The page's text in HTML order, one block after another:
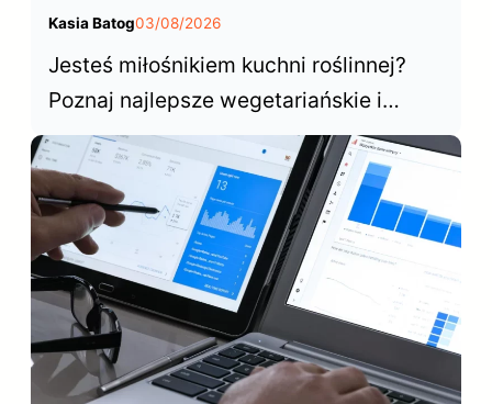
Kasia Batog03/08/2026
Jesteś miłośnikiem kuchni roślinnej?
Poznaj najlepsze wegetariańskie i
wegańskie restauracje w Warszawie,
które od lat cieszą się niesłabnącą
popularnością wśród mieszkańców i
turystów odwiedzających stolicę.